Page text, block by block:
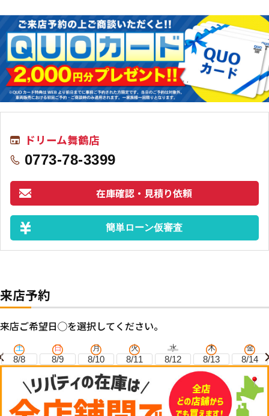
ドリーム舞鶴店
0773-78-3399
在庫確認・見積り依頼
簡単ローン仮審査
来店予約
来店ご希望日◯を選択してください。
土
8/8
日
8/9
月
8/10
火
8/11
水
8/12
木
8/13
金
8/14